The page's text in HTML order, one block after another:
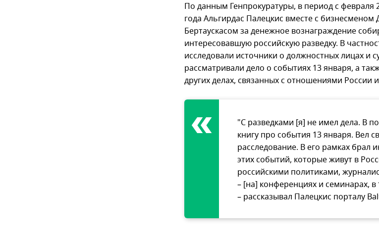
По данным Генпрокуратуры, в период с февраля
года Альгирдас Палецкис вместе с
Бертаускасом за денежное вознаграждение
интересовавшую российскую разведку. В
исследовали источники о должностных лицах и
рассматривали дело о событиях 13 января, а
других делах, связанных с отношениями России
"С разведками [я] не имел дела. В
книгу про события 13 января. Вел
расследование. В его рамках брал
этих событий, которые живут в
российскими политиками,
– [на] конференциях и семинарах,
– рассказывал Палецкис порталу